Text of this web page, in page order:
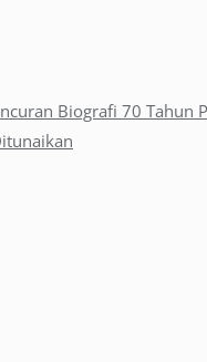
Biografi 70 Tahun